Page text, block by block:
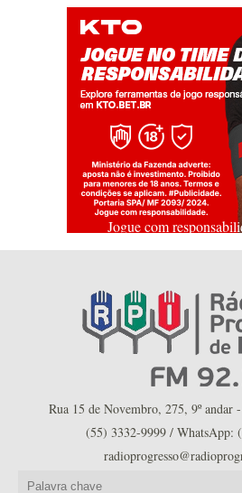
Jogue com
Rua 15 de Novembro, 275, 9º
(55) 3332-9999 / WhatsApp: